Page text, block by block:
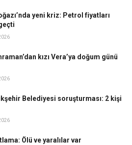
yeni kriz: Petrol fiyatları
kızı Vera’ya doğum günü
Belediyesi soruşturması: 2 kişi
Ölü ve yaralılar var